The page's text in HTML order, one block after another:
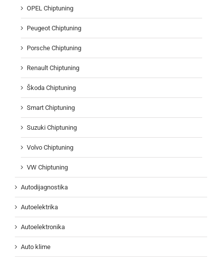
OPEL Chiptuning
Peugeot Chiptuning
Porsche Chiptuning
Renault Chiptuning
Škoda Chiptuning
Smart Chiptuning
Suzuki Chiptuning
Volvo Chiptuning
VW Chiptuning
Autodijagnostika
Autoelektrika
Autoelektronika
Auto klime